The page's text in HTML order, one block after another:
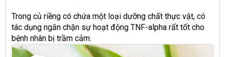
Trong củ riềng có chứa một loại dưỡng chất thực vật, có
tác dụng ngăn chặn sự hoạt động TNF-alpha rất tốt cho
bệnh nhân bị trầm cảm.